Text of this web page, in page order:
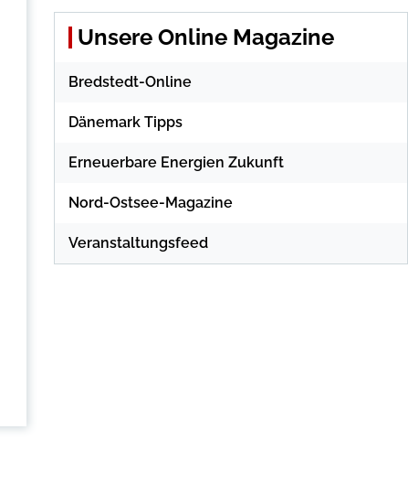
Unsere Online Magazine
Bredstedt-Online
Dänemark Tipps
Erneuerbare Energien Zukunft
Nord-Ostsee-Magazine
Veranstaltungsfeed